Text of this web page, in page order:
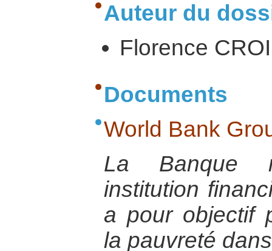
Auteur du
Florence
Documents
World Bank
La Banque
institution
a pour objectif
la pauvreté